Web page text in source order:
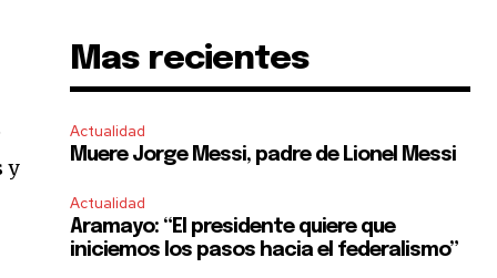
y
Mas recientes
Actualidad
Muere Jorge Messi, padre de Lionel Messi
Actualidad
Aramayo: “El presidente quiere que
iniciemos los pasos hacia el federalismo”